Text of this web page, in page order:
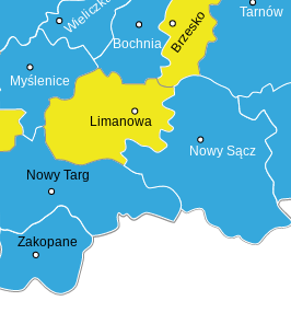
Zakopane
Nowy Targ
Myślenice
Tarnów
Brzesko
Wieliczka
Bochnia
Limanowa
Nowy Sącz